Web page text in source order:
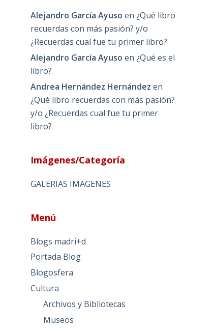
Alejandro García Ayuso en¿Qué libro
recuerdas con más pasión? y/o
¿Recuerdas cual fue tu primer libro?
Alejandro García Ayuso en¿Qué es el
libro?
Andrea Hernández Hernández en
¿Qué libro recuerdas con más pasión?
y/o ¿Recuerdas cual fue tu primer
libro?
Imágenes/Categoría
GALERIAS IMAGENES
Menú
Blogs madri+d
Portada Blog
Blogosfera
Cultura
Archivos y Bibliotecas
Museos